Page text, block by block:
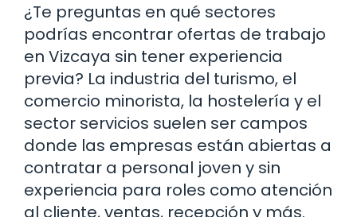
¿Te preguntas en qué sectores
podrías encontrar ofertas de trabajo
en Vizcaya sin tener experiencia
previa? La industria del turismo, el
comercio minorista, la hostelería y el
sector servicios suelen ser campos
donde las empresas están abiertas a
contratar a personal joven y sin
experiencia para roles como atención
al cliente, ventas, recepción y más.